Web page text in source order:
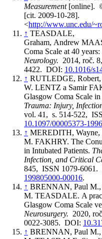
Measurement[online].
[cit. 2009-10-28].
<http://www.unc.edu/
↑ TEASDALE,
Graham, Andrew
Coma Scale at 40
Neurology. 2014, roč.
4422. DOI: 10.1016/
↑ RUTLEDGE, Robert,
W. LENTZ a Samir
Glasgow Coma Scale in
Trauma: Injury,
vol. 41, s. 514-522,
10.1097/00005373-
↑ MEREDITH,
M. FAKHRY. The
in Intubated Patients.
Infection, and Critical
845, ISSN 1079-6061.
199805000-00016.
↑ BRENNAN, Paul
M. TEASDALE. A
Glasgow Coma Scale
Neurosurgery. 2020,
0022-3085. DOI:
↑ BRENNAN, Paul